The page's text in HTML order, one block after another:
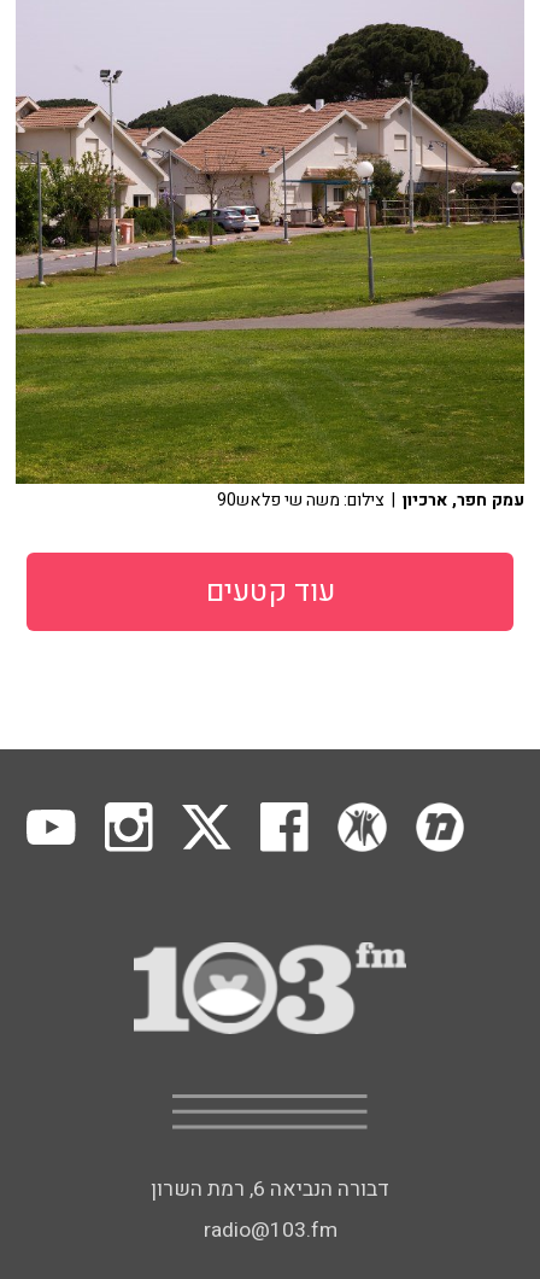
עמק חפר, ארכיון | צילום: משה שי פלאש90
עוד קטעים
דבורה הנביאה 6, רמת השרון
radio@103.fm